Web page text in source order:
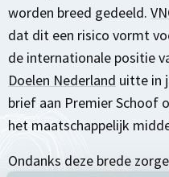
worden breed gedeeld.
dat dit een risico vormt
de internationale positie
Doelen Nederland uitte in
brief aan Premier Schoof
het maatschappelijk
Ondanks deze brede